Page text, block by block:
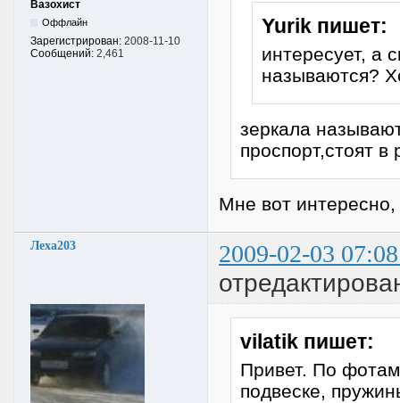
Вазохист
Оффлайн
Зарегистрирован: 2008-11-10
Сообщений: 2,461
Yurik пишет:
интересует, а
называются?
зеркала
проспорт,стоят
Мне вот интересно,
Леха203 2009-02-03
vilatik пишет:
Привет. По
подвеске,